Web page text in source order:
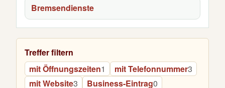
Bremsendienste
Treffer filtern
mit Öffnungszeiten1 mit Telefonnummer3
mit Website3 Business-Eintrag0